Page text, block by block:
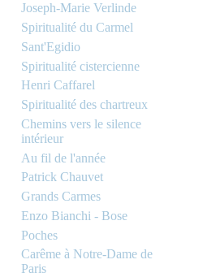
Joseph-Marie Verlinde
Spiritualité du Carmel
Sant'Egidio
Spiritualité cistercienne
Henri Caffarel
Spiritualité des chartreux
Chemins vers le silence
intérieur
Au fil de l'année
Patrick Chauvet
Grands Carmes
Enzo Bianchi - Bose
Poches
Carême à Notre-Dame de
Paris